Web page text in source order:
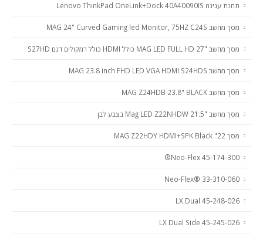
תחנת עגינה Lenovo ThinkPad OneLink+Dock 40A40090IS
מסך מחשב MAG 24" Curved Gaming led Monitor, 75HZ C24S
מסך מחשב "MAG LED FULL HD 27 כולל HDMI כולל רמקולים דגם S27HD
מסך מחשב MAG 23.8 inch FHD LED VGA HDMI S24HDS
מסך מחשב MAG Z24HDB 23.8" BLACK
מסך מחשב "21.5 Mag LED Z22NHDW בצבע לבן
מסך 22" MAG Z22HDY HDMI+SPK Black
45-174-300 Neo-Flex®
Neo-Flex® 33-310-060
45-248-026 LX Dual
45-245-026 LX Dual Side